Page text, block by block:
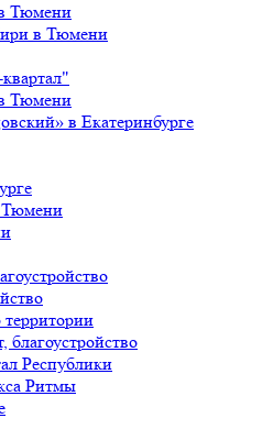
Тюмени
в Тюмени
Тюмени
в Екатеринбурге
Республики
Ритмы